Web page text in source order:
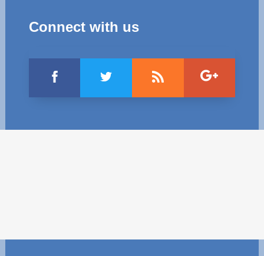
Integrity of public procurement in Moldova
Connect with us